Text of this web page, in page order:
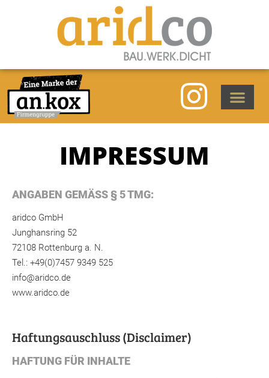
IMPRESSUM
ANGABEN GEMÄSS § 5 TMG:
aridco GmbH
Junghansring 52
72108 Rottenburg a. N.
Tel.: +49(0)7457 9349 525
info@aridco.de
www.aridco.de
Haftungsauschluss (Disclaimer)
HAFTUNG FÜR INHALTE